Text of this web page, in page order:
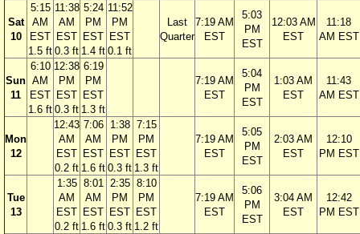
Sat
10
5:15
AM
EST
1.5 ft
11:38
AM
EST
0.3 ft
5:24
PM
EST
1.4 ft
11:52
PM
EST
0.1 ft
Last
Quarter
7:19 AM
EST
5:03
PM
EST
12:03 AM
EST
11:18
AM EST
Sun
11
6:10
AM
EST
1.6 ft
12:38
PM
EST
0.3 ft
6:19
PM
EST
1.3 ft
7:19 AM
EST
5:04
PM
EST
1:03 AM
EST
11:43
AM EST
Mon
12
12:43
AM
EST
0.2 ft
7:06
AM
EST
1.6 ft
1:38
PM
EST
0.3 ft
7:15
PM
EST
1.3 ft
7:19 AM
EST
5:05
PM
EST
2:03 AM
EST
12:10
PM EST
Tue
13
1:35
AM
EST
0.2 ft
8:01
AM
EST
1.6 ft
2:35
PM
EST
0.3 ft
8:10
PM
EST
1.2 ft
7:19 AM
EST
5:06
PM
EST
3:04 AM
EST
12:42
PM EST